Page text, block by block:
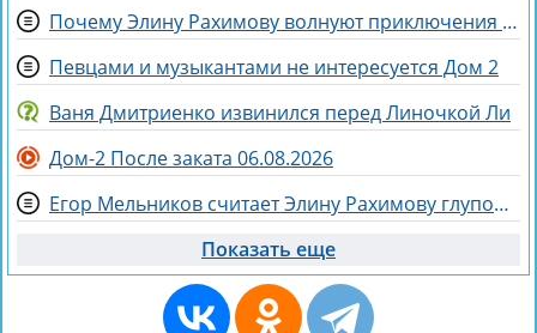
Почему Элину Рахимову волнуют приключения Ермаковой в шкафу
Певцами и музыкантами не интересуется Дом 2
Ваня Дмитриенко извинился перед Линочкой Ли
Дом-2 После заката 06.08.2026
Егор Мельников считает Элину Рахимову глупой и профдеформированной
Показать еще